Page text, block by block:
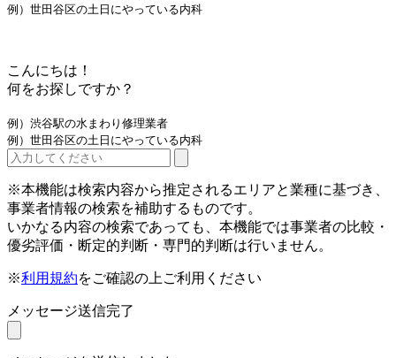
例）世田谷区の土日にやっている内科
こんにちは！
何をお探しですか？
例）渋谷駅の水まわり修理業者
例）世田谷区の土日にやっている内科
※本機能は検索内容から推定されるエリアと業種に基づき、
事業者情報の検索を補助するものです。
いかなる内容の検索であっても、本機能では事業者の比較・
優劣評価・断定的判断・専門的判断は行いません。
※利用規約をご確認の上ご利用ください
メッセージ送信完了